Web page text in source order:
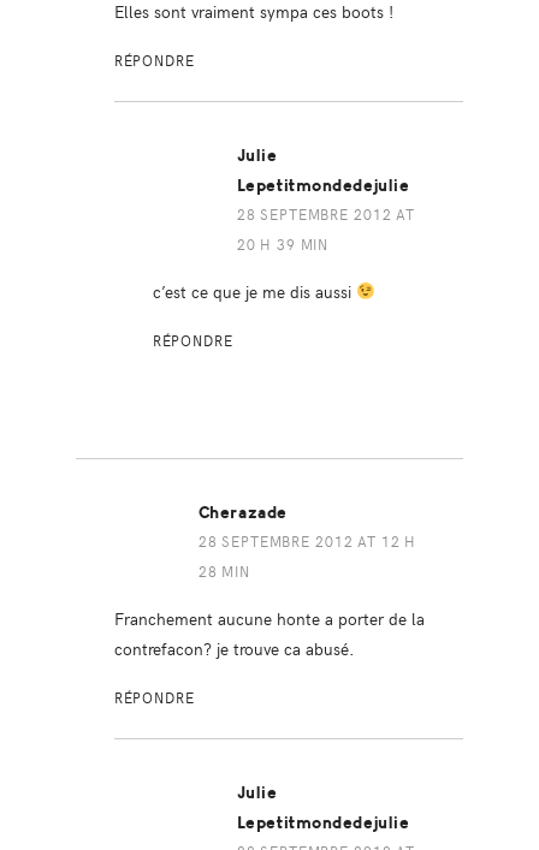
Elles sont vraiment sympa ces boots !
RÉPONDRE
Julie
Lepetitmondedejulie
28 SEPTEMBRE 2012 AT
20 H 39 MIN
c’est ce que je me dis aussi
RÉPONDRE
Cherazade
28 SEPTEMBRE 2012 AT 12 H
28 MIN
Franchement aucune honte a porter de la
contrefacon? je trouve ca abusé.
RÉPONDRE
Julie
Lepetitmondedejulie